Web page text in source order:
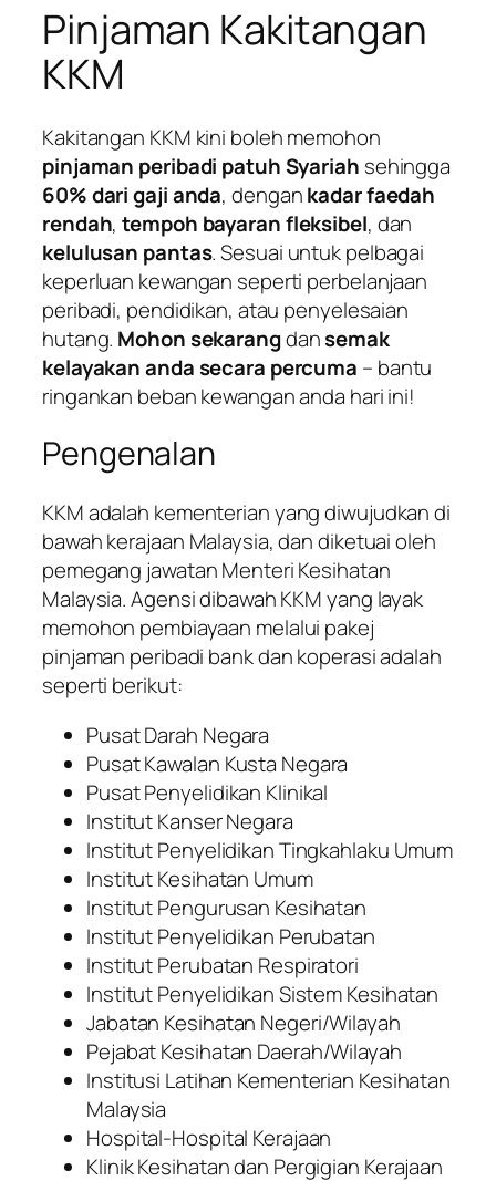
Pinjaman Kakitangan
KKM
Kakitangan KKM kini boleh memohon
pinjaman peribadi patuh Syariah sehingga
60% dari gaji anda, dengankadar faedah
rendah,tempoh bayaran fleksibel, dan
kelulusan pantas. Sesuai untuk pelbagai
keperluan kewangan seperti perbelanjaan
peribadi, pendidikan, atau penyelesaian
hutang. Mohon sekarangdansemak
kelayakan anda secara percuma – bantu
ringankan beban kewangan anda hari ini!
Pengenalan
KKMadalah kementerian yang diwujudkan di
bawah kerajaan Malaysia, dan diketuai oleh
pemegang jawatan Menteri Kesihatan
Malaysia. Agensi dibawah KKM yang layak
memohon pembiayaan melalui pakej
pinjaman peribadi bank dan koperasiadalah
seperti berikut:
Pusat Darah Negara
Pusat Kawalan Kusta Negara
Pusat Penyelidikan Klinikal
Institut Kanser Negara
Institut Penyelidikan Tingkahlaku Umum
Institut Kesihatan Umum
Institut Pengurusan Kesihatan
Institut Penyelidikan Perubatan
Institut Perubatan Respiratori
Institut Penyelidikan Sistem Kesihatan
Jabatan Kesihatan Negeri/Wilayah
Pejabat Kesihatan Daerah/Wilayah
Institusi Latihan Kementerian Kesihatan
Malaysia
Hospital-Hospital Kerajaan
Klinik Kesihatan dan Pergigian Kerajaan